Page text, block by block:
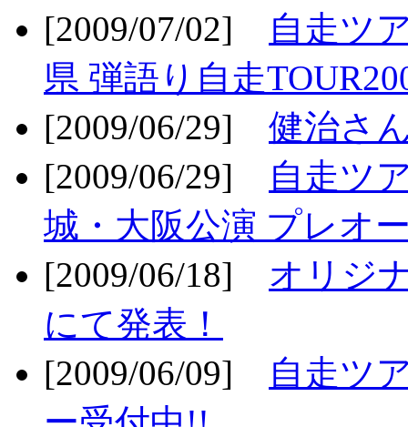
[2009/07/02]
自走ツ
県 弾語り自走
[2009/06/29] 健治さ
[2009/06/29]
自走ツ
城・大阪公演 プレオ
[2009/06/18] オリジ
にて発表！
[2009/06/09]
自走ツ